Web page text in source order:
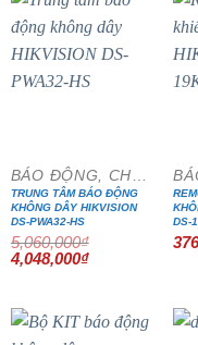
TRUNG TÂM BÁO ĐỘNG
KHÔNG DÂY HIKVISION
DS-PWA32-HS
5,060,000₫
Giá
gốc
4,048,000₫Giá
4,048,000₫.
DS-